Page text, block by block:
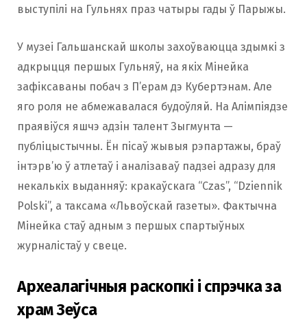
выступілі на Гульнях праз чатыры гады ў Парыжы.
У музеі Гальшанскай школы захоўваюцца здымкі з
адкрыцця першых Гульняў, на якіх Мінейка
зафіксаваны побач з П’ерам дэ Кубертэнам. Але
яго роля не абмежавалася будоўляй. На Алімпіядзе
праявіўся яшчэ адзін талент Зыгмунта —
публіцыстычны. Ён пісаў жывыя рэпартажы, браў
інтэрв’ю ў атлетаў і аналізаваў падзеі адразу для
некалькіх выданняў: кракаўскага “Czas”, “Dziennik
Polski”, а таксама «Львоўскай газеты». Фактычна
Мінейка стаў адным з першых спартыўных
журналістаў у свеце.
Археалагічныя раскопкі і спрэчка за
храм Зеўса